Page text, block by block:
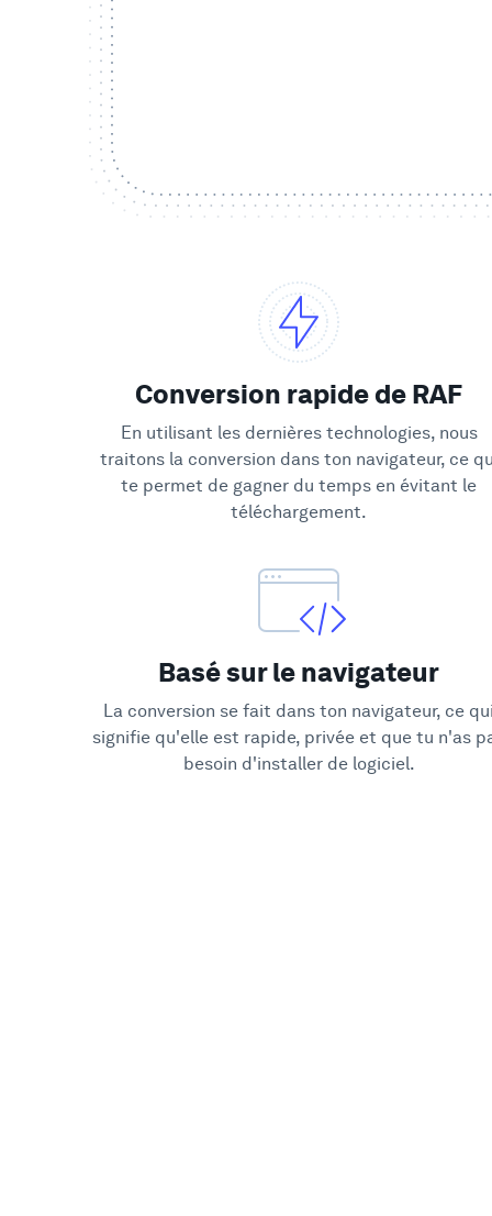
Conversion rapide de RAF
En utilisant les dernières technologies, nous
traitons la conversion dans ton navigateur, ce
te permet de gagner du temps en évitant le
téléchargement.
Basé sur le navigateur
La conversion se fait dans ton navigateur, ce
signifie qu'elle est rapide, privée et que tu n'as
besoin d'installer de logiciel.